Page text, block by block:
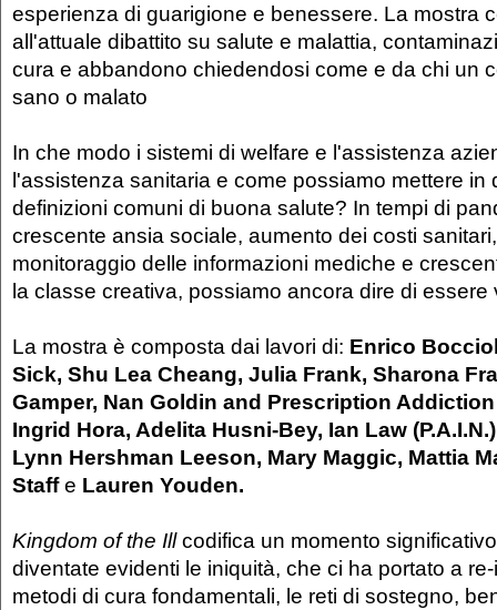
esperienza di guarigione e benessere. La mostra
all'attuale dibattito su salute e malattia,
cura e abbandono chiedendosi come e da chi un
sano o malato
In che modo i sistemi di welfare e l'assistenza
l'assistenza sanitaria e come possiamo mettere in
definizioni comuni di buona salute? In tempi di
crescente ansia sociale, aumento dei costi
monitoraggio delle informazioni mediche e
la classe creativa, possiamo ancora dire di essere
La mostra è composta dai lavori di: Enrico
Sick, Shu Lea Cheang, Julia Frank, Sharona
Gamper, Nan Goldin and Prescription
Ingrid Hora, Adelita Husni-Bey, Ian Law
Lynn Hershman Leeson, Mary Maggic, Mattia
Staffe Lauren Youden.
Kingdom of the Illcodifica un momento
diventate evidenti le iniquità, che ci ha portato a
metodi di cura fondamentali, le reti di sostegno,